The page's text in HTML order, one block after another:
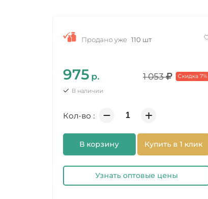
Продано уже 110 шт
975 р. 1 053 Скидка 7%
В наличии
Кол-во :
В корзину Купить в 1 клик
Узнать оптовые цены